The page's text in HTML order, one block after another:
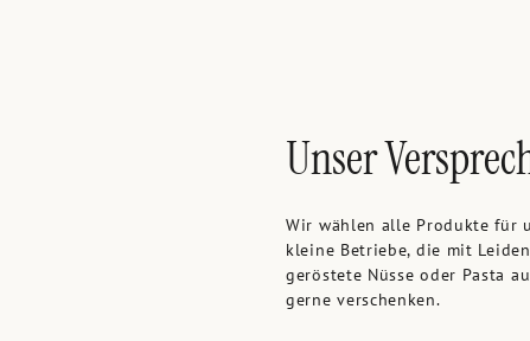
Unser
Wir wählen alle Produkte für
kleine Betriebe, die mit
geröstete Nüsse oder Pasta
gerne verschenken.